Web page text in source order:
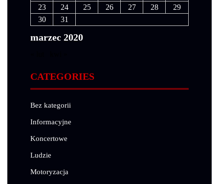
marzec 2020
23
24 25 26 27 28
29
30
31
CATEGORIES
Bez kategorii
Informacyjne
Koncertowe
Ludzie
Motoryzacja